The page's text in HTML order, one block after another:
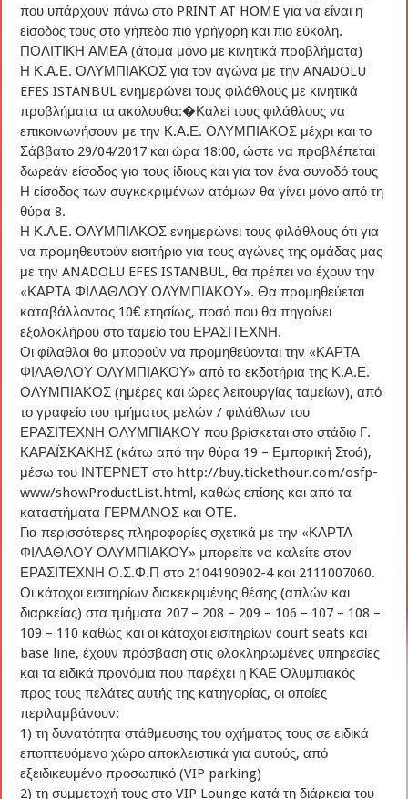
που υπάρχουν πάνω στο PRINT AT HOME για να είναι η
είσοδός τους στο γήπεδο πιο γρήγορη και πιο εύκολη.
ΠΟΛΙΤΙΚΗ ΑΜΕΑ (άτομα μόνο με κινητικά προβλήματα)
Η Κ.Α.Ε. ΟΛΥΜΠΙΑΚΟΣ για τον αγώνα με την ANADOLU
EFES ISTANBUL ενημερώνει τους φιλάθλους με κινητικά
προβλήματα τα ακόλουθα:�Καλεί τους φιλάθλους να
επικοινωνήσουν με την Κ.Α.Ε. ΟΛΥΜΠΙΑΚΟΣ μέχρι και το
Σάββατο 29/04/2017 και ώρα 18:00, ώστε να προβλέπεται
δωρεάν είσοδος για τους ίδιους και για τον ένα συνοδό τους
Η είσοδος των συγκεκριμένων ατόμων θα γίνει μόνο από τη
θύρα 8.
Η Κ.Α.Ε. ΟΛΥΜΠΙΑΚΟΣ ενημερώνει τους φιλάθλους ότι για
να προμηθευτούν εισιτήριο για τους αγώνες της ομάδας μας
με την ANADOLU EFES ISTANBUL, θα πρέπει να έχουν την
«ΚΑΡΤΑ ΦΙΛΑΘΛΟΥ ΟΛΥΜΠΙΑΚΟΥ». Θα προμηθεύεται
καταβάλλοντας 10€ ετησίως, ποσό που θα πηγαίνει
εξολοκλήρου στο ταμείο του ΕΡΑΣΙΤΕΧΝΗ.
Οι φίλαθλοι θα μπορούν να προμηθεύονται την «ΚΑΡΤΑ
ΦΙΛΑΘΛΟΥ ΟΛΥΜΠΙΑΚΟΥ» από τα εκδοτήρια της Κ.Α.Ε.
ΟΛΥΜΠΙΑΚΟΣ (ημέρες και ώρες λειτουργίας ταμείων), από
το γραφείο του τμήματος μελών / φιλάθλων του
ΕΡΑΣΙΤΕΧΝΗ ΟΛΥΜΠΙΑΚΟΥ που βρίσκεται στο στάδιο Γ.
ΚΑΡΑΪΣΚΑΚΗΣ (κάτω από την θύρα 19 – Εμπορική Στοά),
μέσω του ΙΝΤΕΡΝΕΤ στο http://buy.tickethour.com/osfp-
www/showProductList.html, καθώς επίσης και από τα
καταστήματα ΓΕΡΜΑΝΟΣ και ΟΤΕ.
Για περισσότερες πληροφορίες σχετικά με την «ΚΑΡΤΑ
ΦΙΛΑΘΛΟΥ ΟΛΥΜΠΙΑΚΟΥ» μπορείτε να καλείτε στον
ΕΡΑΣΙΤΕΧΝΗ Ο.Σ.Φ.Π στο 2104190902-4 και 2111007060.
Οι κάτοχοι εισιτηρίων διακεκριμένης θέσης (απλών και
διαρκείας) στα τμήματα 207 – 208 – 209 – 106 – 107 – 108 –
109 – 110 καθώς και οι κάτοχοι εισιτηρίων court seats και
base line, έχουν πρόσβαση στις ολοκληρωμένες υπηρεσίες
και τα ειδικά προνόμια που παρέχει η ΚΑΕ Ολυμπιακός
προς τους πελάτες αυτής της κατηγορίας, οι οποίες
περιλαμβάνουν:
1) τη δυνατότητα στάθμευσης του οχήματος τους σε ειδικά
εποπτευόμενο χώρο αποκλειστικά για αυτούς, από
εξειδικευμένο προσωπικό (VIP parking)
2) τη συμμετοχή τους στο VIP Lounge κατά τη διάρκεια του